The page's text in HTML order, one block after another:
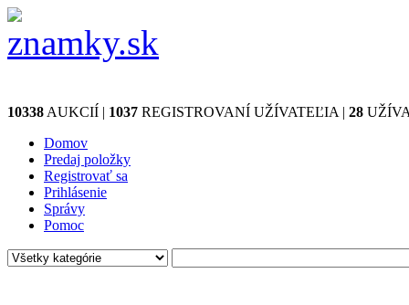
10338 AUKCIÍ | 1037 REGISTROVANÍ UŽÍVATEĽIA | 28
Domov
Predaj položky
Registrovať sa
Prihlásenie
Správy
Pomoc